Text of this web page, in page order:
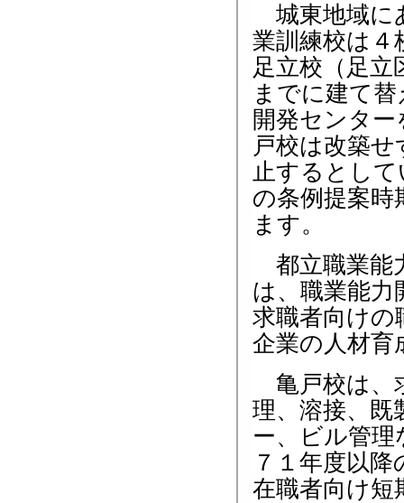
城東地域に
業訓練校は４
足立校（足立
までに建て
開発センタ
戸校は改築
止するとし
の条例提案時
ます。
都立職業能
は、職業能力
求職者向けの
企業の人材育
亀戸校は、
理、溶接、
ー、ビル管理
７１年度以
在職者向け短